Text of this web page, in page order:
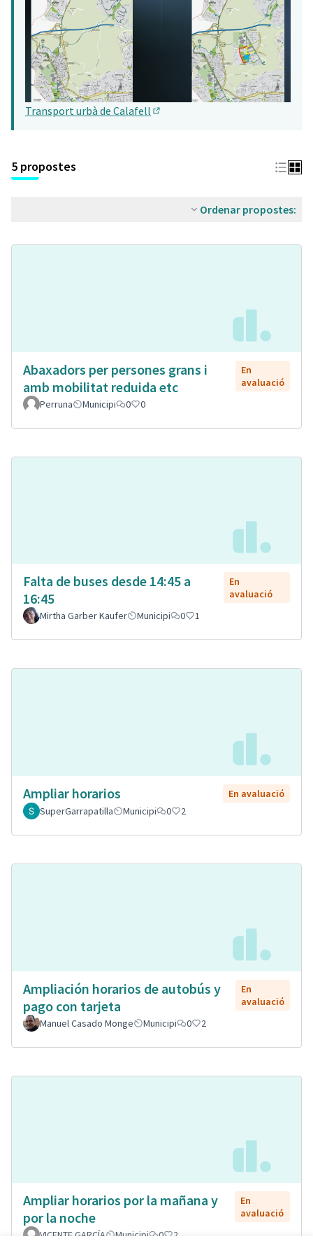
Transport urbà de Calafell
5 propostes
Ordenar propostes:
Abaxadors per persones grans i
amb mobilitat reduida etc
En
avaluació
Perruna
Municipi 0 0
Falta de buses desde 14:45 a
16:45
En
avaluació
Mirtha Garber Kaufer
Municipi 0 1
Ampliar horarios
En avaluació
SuperGarrapatilla
Municipi 0 2
Ampliación horarios de autobús y
pago con tarjeta
En
avaluació
Manuel Casado Monge
Municipi 0 2
Ampliar horarios por la mañana y
por la noche
En
avaluació
VICENTE GARCÍA
Municipi 0 2